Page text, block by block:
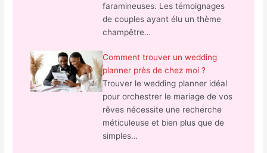
faramineuses. Les témoignages
de couples ayant élu un thème
champêtre…
Comment trouver un wedding
planner près de chez moi ?
Trouver le wedding planner idéal
pour orchestrer le mariage de vos
rêves nécessite une recherche
méticuleuse et bien plus que de
simples…